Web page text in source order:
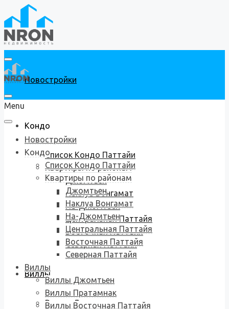
Новостройки
Кондо
Список Кондо Паттайи
Квартиры по районам
Джомтьен
Наклуа Вонгамат
На-Джомтьен
Центральная Паттайя
Восточная Паттайя
Северная Паттайя
Виллы
Виллы Джомтьен
Menu
Новостройки
Кондо
Список Кондо Паттайи
Квартиры по районам
Джомтьен
Наклуа Вонгамат
На-Джомтьен
Центральная Паттайя
Восточная Паттайя
Северная Паттайя
Виллы
Виллы Джомтьен
Виллы Пратамнак
Виллы Восточная Паттайя